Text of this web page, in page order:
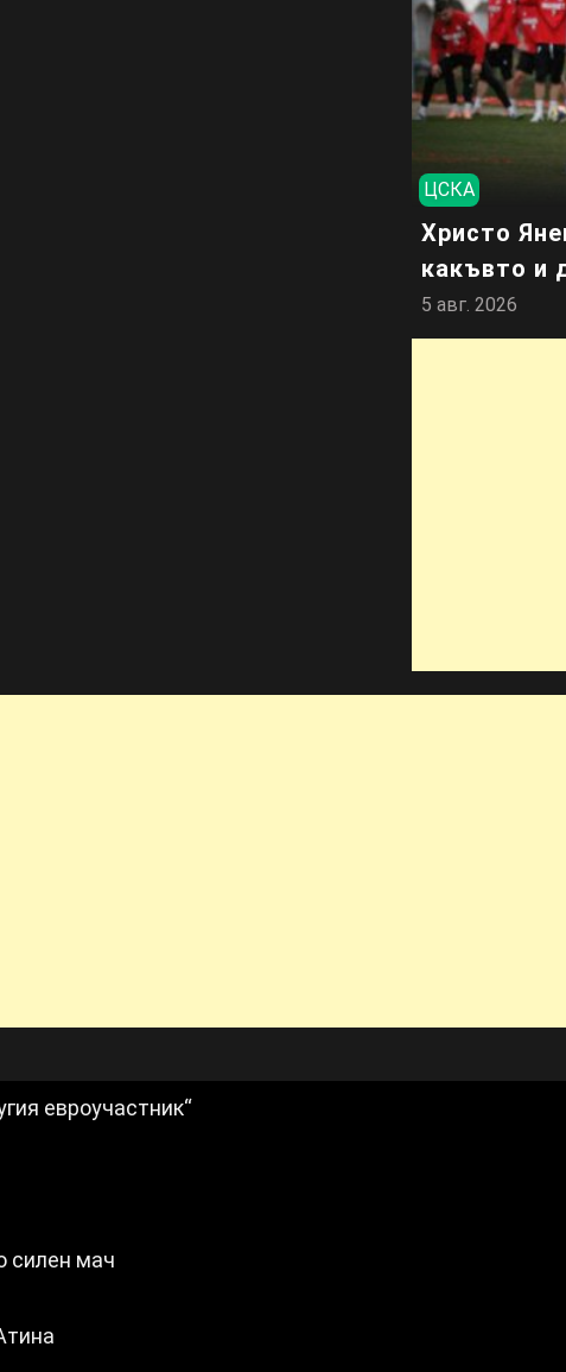
ЦСКА
Христо
какъвто и
5 авг. 2026
евроучастник“
силен мач